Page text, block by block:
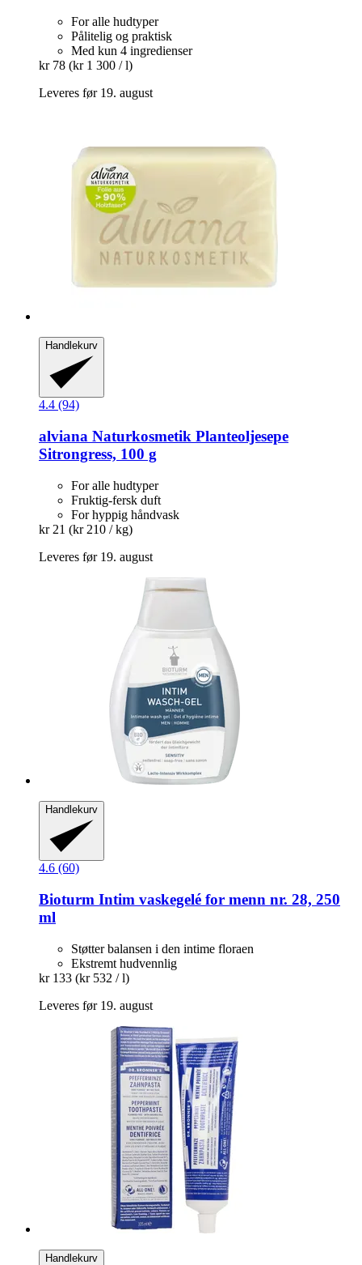
For alle hudtyper
Pålitelig og praktisk
Med kun 4 ingredienser
kr 78 (kr 1 300 / l)
Leveres før 19. august
Handlekurv
4.4 (94)
alviana Naturkosmetik Planteoljesepe
Sitrongress, 100 g
For alle hudtyper
Fruktig-fersk duft
For hyppig håndvask
kr 21 (kr 210 / kg)
Leveres før 19. august
Handlekurv
4.6 (60)
Bioturm Intim vaskegelé for menn nr. 28, 250
ml
Støtter balansen i den intime floraen
Ekstremt hudvennlig
kr 133 (kr 532 / l)
Leveres før 19. august
Handlekurv